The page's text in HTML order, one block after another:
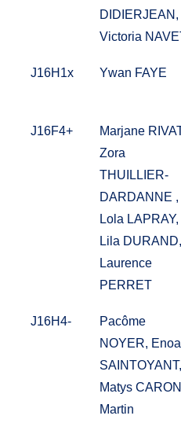
DIDIERJEAN,
Victoria
J16H1x Ywan FAYE
J16F4+
Marjane
Zora
THUILLIER-
DARDANNE ,
Lola LAPRAY,
Lila DURAND,
Laurence
PERRET
J16H4-
Pacôme
NOYER,
SAINTOYANT,
Matys
Martin